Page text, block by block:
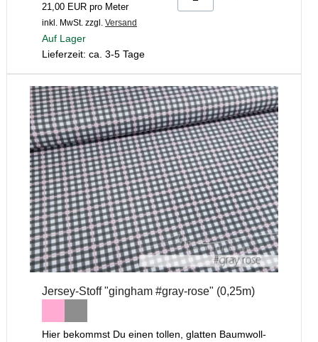
21,00 EUR pro Meter
inkl. MwSt. zzgl. Versand
Auf Lager
Lieferzeit: ca. 3-5 Tage
Jersey-Stoff "gingham #gray-rose" (0,25m)
Hier bekommst Du einen tollen, glatten Baumwoll-